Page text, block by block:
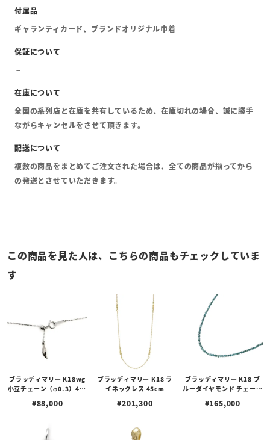
ギャランティカード、ブランドオリジナル巾着
全国の系列店と在庫を共有しているため、在庫切れの場合、誠に勝手
ながらキャンセルをさせて頂きます。
複数の商品をまとめてご注文された場合は、全ての商品が揃ってから
の発送とさせていただきます。
この商品を見た人は、こちらの商品もチェックしていま
す
ブラッディマリー K18wg
小豆チェーン（φ0.3）45c
¥88,000
ブラッディマリー K18 ラ
イネックレス 45cm
¥201,300
ブラッディマリー K18 ブ
ルーダイヤモンド チェーン
¥165,000